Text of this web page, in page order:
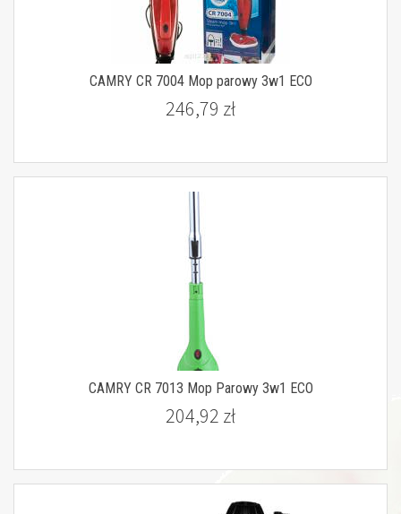
CAMRY CR 7004 Mop parowy 3w1 ECO
246,79 zł
CAMRY CR 7013 Mop Parowy 3w1 ECO
204,92 zł